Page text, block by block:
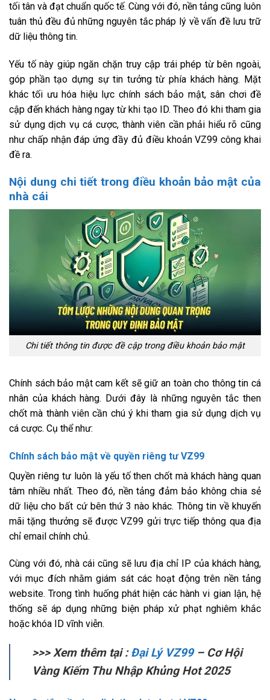
tối tân và đạt chuẩn quốc tế. Cùng với đó, nền tảng cũng luôn
tuân thủ đều đủ những nguyên tắc pháp lý về vấn đề lưu trữ
dữ liệu thông tin.
Yếu tố này giúp ngăn chặn truy cập trái phép từ bên ngoài,
góp phần tạo dựng sự tin tưởng từ phía khách hàng. Mặt
khác tối ưu hóa hiệu lực chính sách bảo mật, sân chơi đề
cập đến khách hàng ngay từ khi tạo ID. Theo đó khi tham gia
sử dụng dịch vụ cá cược, thành viên cần phải hiểu rõ cũng
như chấp nhận đáp ứng đầy đủ điều khoản VZ99 công khai
đề ra.
Nội dung chi tiết trong điều khoản bảo mật của
nhà cái
Chi tiết thông tin được đề cập trong điều khoản bảo mật
Chính sách bảo mật cam kết sẽ giữ an toàn cho thông tin cá
nhân của khách hàng. Dưới đây là những nguyên tắc then
chốt mà thành viên cần chú ý khi tham gia sử dụng dịch vụ
cá cược. Cụ thể như:
Chính sách bảo mật về quyền riêng tư VZ99
Quyền riêng tư luôn là yếu tố then chốt mà khách hàng quan
tâm nhiều nhất. Theo đó, nền tảng đảm bảo không chia sẻ
dữ liệu cho bất cứ bên thứ 3 nào khác. Thông tin về khuyến
mãi tặng thưởng sẽ được VZ99 gửi trực tiếp thông qua địa
chỉ email chính chủ.
Cùng với đó, nhà cái cũng sẽ lưu địa chỉ IP của khách hàng,
với mục đích nhằm giám sát các hoạt động trên nền tảng
website. Trong tình huống phát hiện các hành vi gian lận, hệ
thống sẽ áp dụng những biện pháp xử phạt nghiêm khắc
hoặc khóa ID vĩnh viễn.
>>> Xem thêm tại :Đại Lý VZ99– Cơ Hội
Vàng Kiếm Thu Nhập Khủng Hot 2025